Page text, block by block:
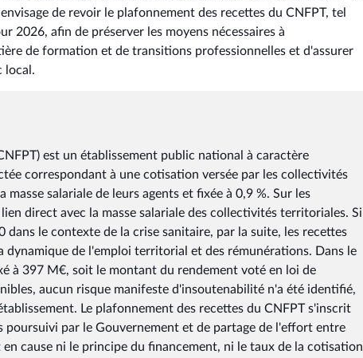
de revoir le plafonnement des recettes du CNFPT, tel
2026, afin de préserver les moyens nécessaires à
de formation et de transitions professionnelles et d'assurer
local.
est un établissement public national à caractère
correspondant à une cotisation versée par les collectivités
salariale de leurs agents et fixée à 0,9 %. Sur les
direct avec la masse salariale des collectivités territoriales. Si
le contexte de la crise sanitaire, par la suite, les recettes
de l'emploi territorial et des rémunérations. Dans le
à 397 M€, soit le montant du rendement voté en loi de
aucun risque manifeste d'insoutenabilité n'a été identifié,
Le plafonnement des recettes du CNFPT s'inscrit
par le Gouvernement et de partage de l'effort entre
cause ni le principe du financement, ni le taux de la cotisation